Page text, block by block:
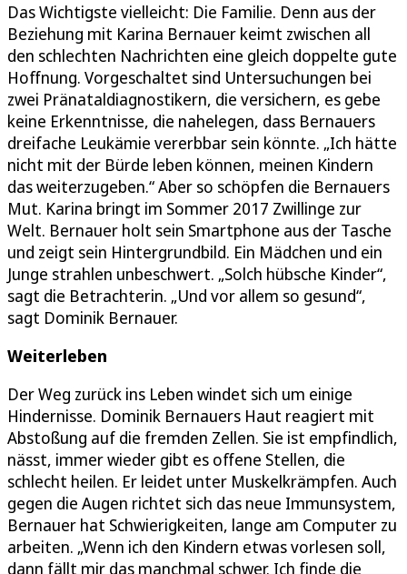
Das Wichtigste vielleicht: Die Familie. Denn aus der
Beziehung mit Karina Bernauer keimt zwischen all
den schlechten Nachrichten eine gleich doppelte gute
Hoffnung. Vorgeschaltet sind Untersuchungen bei
zwei Pränataldiagnostikern, die versichern, es gebe
keine Erkenntnisse, die nahelegen, dass Bernauers
dreifache Leukämie vererbbar sein könnte. „Ich hätte
nicht mit der Bürde leben können, meinen Kindern
das weiterzugeben.“ Aber so schöpfen die Bernauers
Mut. Karina bringt im Sommer 2017 Zwillinge zur
Welt. Bernauer holt sein Smartphone aus der Tasche
und zeigt sein Hintergrundbild. Ein Mädchen und ein
Junge strahlen unbeschwert. „Solch hübsche Kinder“,
sagt die Betrachterin. „Und vor allem so gesund“,
sagt Dominik Bernauer.
Weiterleben
Der Weg zurück ins Leben windet sich um einige
Hindernisse. Dominik Bernauers Haut reagiert mit
Abstoßung auf die fremden Zellen. Sie ist empfindlich,
nässt, immer wieder gibt es offene Stellen, die
schlecht heilen. Er leidet unter Muskelkrämpfen. Auch
gegen die Augen richtet sich das neue Immunsystem,
Bernauer hat Schwierigkeiten, lange am Computer zu
arbeiten. „Wenn ich den Kindern etwas vorlesen soll,
dann fällt mir das manchmal schwer. Ich finde die